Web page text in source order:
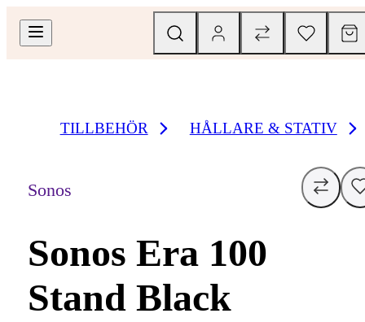
TILLBEHÖR HÅLLARE & STATIV
Sonos
Sonos Era 100
Stand Black